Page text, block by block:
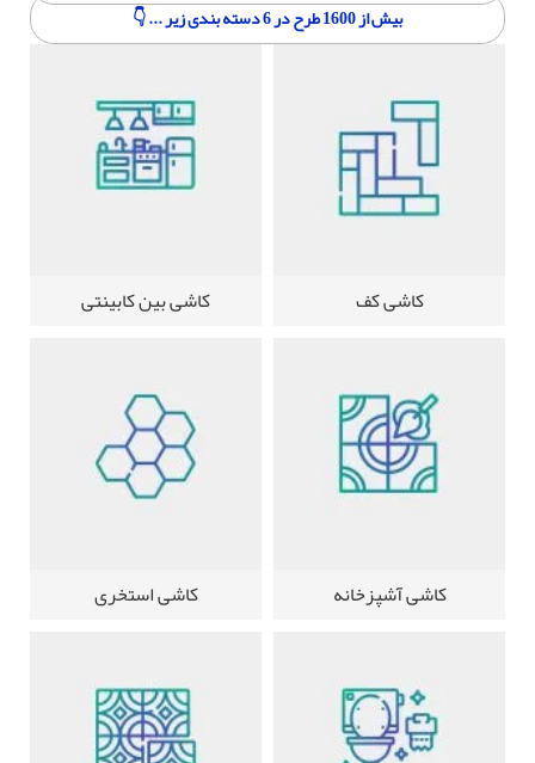
بیش از 1600 طرح در 6 دسته بندی زیر ... 👇
کاشی کف کاشی بین کابینتی
کاشی آشپزخانه کاشی استخری